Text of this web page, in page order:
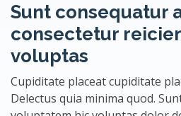
Sunt consequatur
consectetur
voluptas
Cupiditate placeat cupiditate
Delectus quia minima quod.